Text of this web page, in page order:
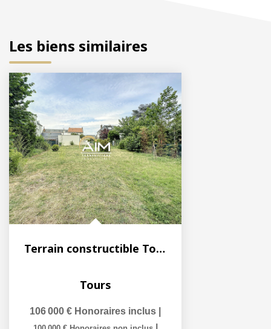
Les biens similaires
Terrain constructible Tours nord
Tours
106 000 € Honoraires inclus